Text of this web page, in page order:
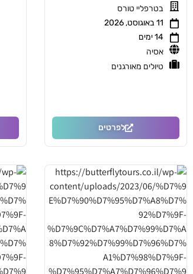
בטרפליי טורס
11 באוגוסט, 2026
14 ימים
אסיה
טיולים מאורגנים
לפרטים